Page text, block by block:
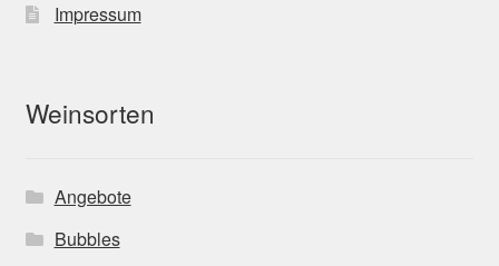
Impressum
Weinsorten
Angebote
Bubbles